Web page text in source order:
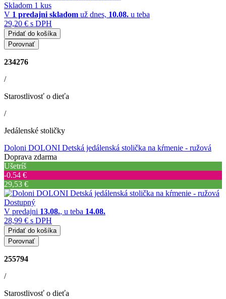
Skladom 1 kus
V 1 predajni skladom už dnes, 10.08. u teba
29,20 € s DPH
Pridať do košíka
Porovnať
234276
/
Starostlivosť o dieťa
/
Jedálenské stoličky
Doloni DOLONI Detská jedálenská stolička na kŕmenie - ružová
Doprava zdarma
Ušetríš
‐0.54 €
29,53 €
Dostupný
V predajni 13.08., u teba 14.08.
28,99 € s DPH
Pridať do košíka
Porovnať
255794
/
Starostlivosť o dieťa